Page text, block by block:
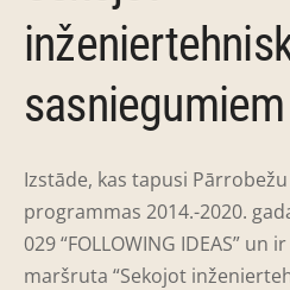
sasniegumiem
Izstāde, kas tapusi
programmas 2014.-2020.
029 “FOLLOWING IDEAS”
maršruta “Sekojot